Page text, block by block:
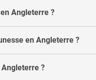
Angleterre ?
en Angleterre ?
?